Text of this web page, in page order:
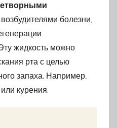
болезни,
жидкость можно
рта с целью
запаха. Например,
курения.